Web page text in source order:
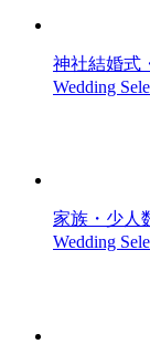
神社結婚式
Wedding
家族・少人
Wedding